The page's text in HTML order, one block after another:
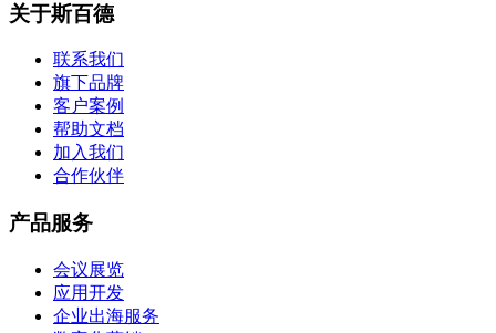
关于斯百德
联系我们
旗下品牌
客户案例
帮助文档
加入我们
合作伙伴
产品服务
会议展览
应用开发
企业出海服务